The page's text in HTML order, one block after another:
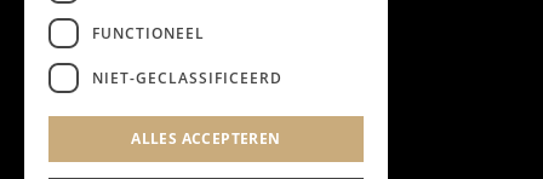
NIEUWSBRIEF
Privacyverklaring
FUNCTIONEEL
NIET-GECLASSIFICEERD
ALLES ACCEPTEREN